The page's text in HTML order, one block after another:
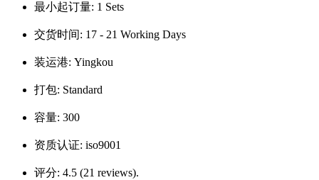
最小起订量: 1 Sets
交货时间: 17 - 21 Working Days
装运港: Yingkou
打包: Standard
容量: 300
资质认证: iso9001
评分: 4.5 (21 reviews).